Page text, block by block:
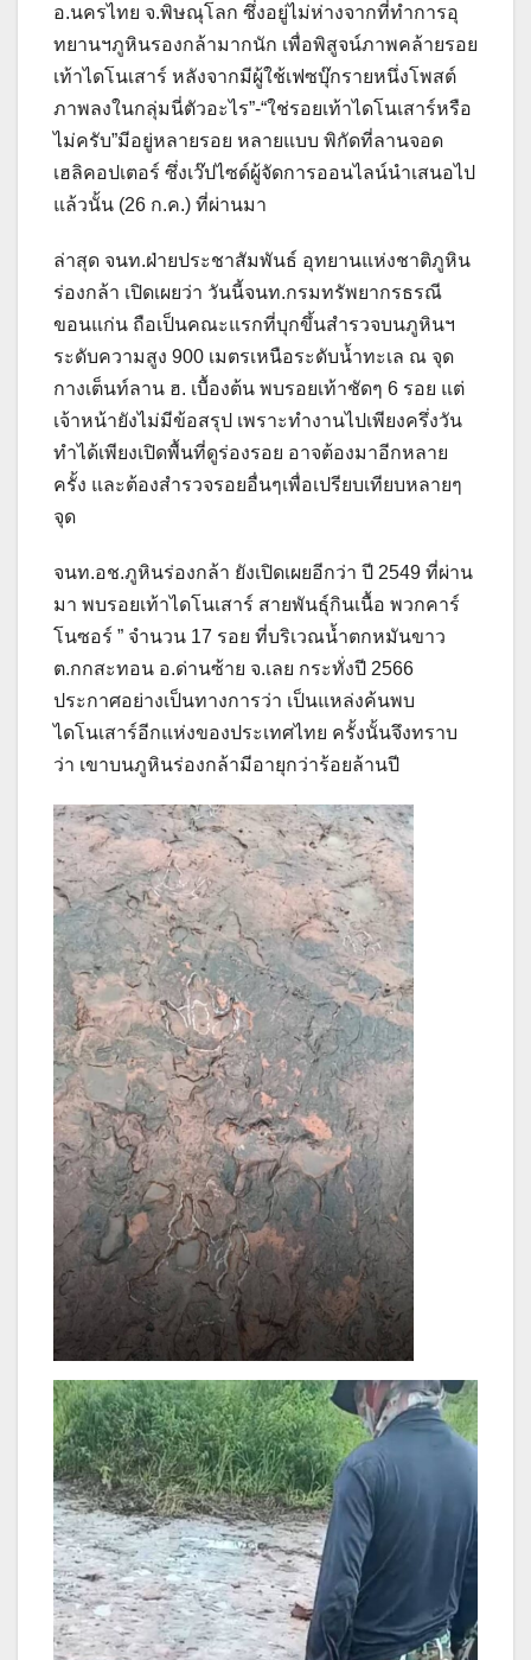
อ.นครไทย จ.พิษณุโลก ซึ่งอยู่ไม่ห่างจากที่ทำการอุ
ทยานฯภูหินรองกล้ามากนัก เพื่อพิสูจน์ภาพคล้ายรอย
เท้าไดโนเสาร์ หลังจากมีผู้ใช้เฟซบุ๊กรายหนึ่งโพสต์
ภาพลงในกลุ่มนี่ตัวอะไร”-“ใช่รอยเท้าไดโนเสาร์หรือ
ไม่ครับ”มีอยู่หลายรอย หลายแบบ พิกัดที่ลานจอด
เฮลิคอปเตอร์ ซึ่งเว๊ปไซด์ผู้จัดการออนไลน์นำเสนอไป
แล้วนั้น (26 ก.ค.) ที่ผ่านมา
ล่าสุด จนท.ฝ่ายประชาสัมพันธ์ อุทยานแห่งชาติภูหิน
ร่องกล้า เปิดเผยว่า วันนี้จนท.กรมทรัพยากรธรณี
ขอนแก่น ถือเป็นคณะแรกที่บุกขึ้นสำรวจบนภูหินฯ
ระดับความสูง 900 เมตรเหนือระดับน้ำทะเล ณ จุด
กางเต็นท์ลาน ฮ. เบื้องต้น พบรอยเท้าชัดๆ 6 รอย แต่
เจ้าหน้ายังไม่มีข้อสรุป เพราะทำงานไปเพียงครึ่งวัน
ทำได้เพียงเปิดพื้นที่ดูร่องรอย อาจต้องมาอีกหลาย
ครั้ง และต้องสำรวจรอยอื่นๆเพื่อเปรียบเทียบหลายๆ
จุด
จนท.อช.ภูหินร่องกล้า ยังเปิดเผยอีกว่า ปี 2549 ที่ผ่าน
มา พบรอยเท้าไดโนเสาร์ สายพันธุ์กินเนื้อ พวกคาร์
โนซอร์ ” จำนวน 17 รอย ที่บริเวณน้ำตกหมันขาว
ต.กกสะทอน อ.ด่านซ้าย จ.เลย กระทั่งปี 2566
ประกาศอย่างเป็นทางการว่า เป็นแหล่งค้นพบ
ไดโนเสาร์อีกแห่งของประเทศไทย ครั้งนั้นจึงทราบ
ว่า เขาบนภูหินร่องกล้ามีอายุกว่าร้อยล้านปี